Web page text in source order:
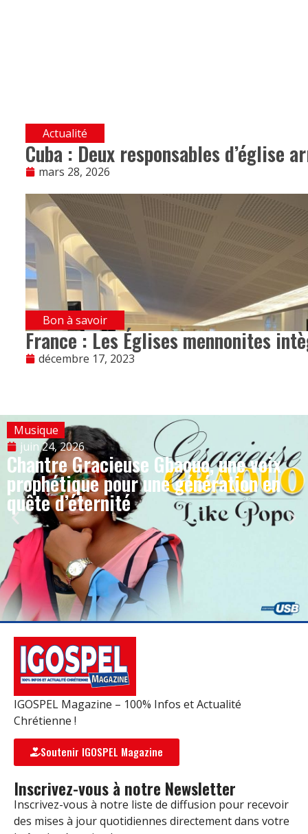
Actualité
Cuba : Deux responsables d’église
mars 28, 2026
Bon à savoir
France : Les Églises mennonites
décembre 17, 2023
Musique
juin 24, 2026
Chantre Gracieuse Gbaouo, une voix
prophétique pour une génération en
quête d’éternité
IGOSPEL Magazine – 100% Infos et Actualité
Chrétienne !
Soutenir IGOSPEL Magazine
Inscrivez-vous à notre Newsletter
Inscrivez-vous à notre liste de diffusion pour recevoir
des mises à jour quotidiennes directement dans votre